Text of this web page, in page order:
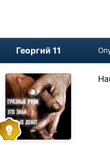
Георгий 11